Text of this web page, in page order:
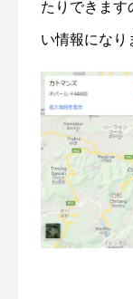
たりできます
い情報になり